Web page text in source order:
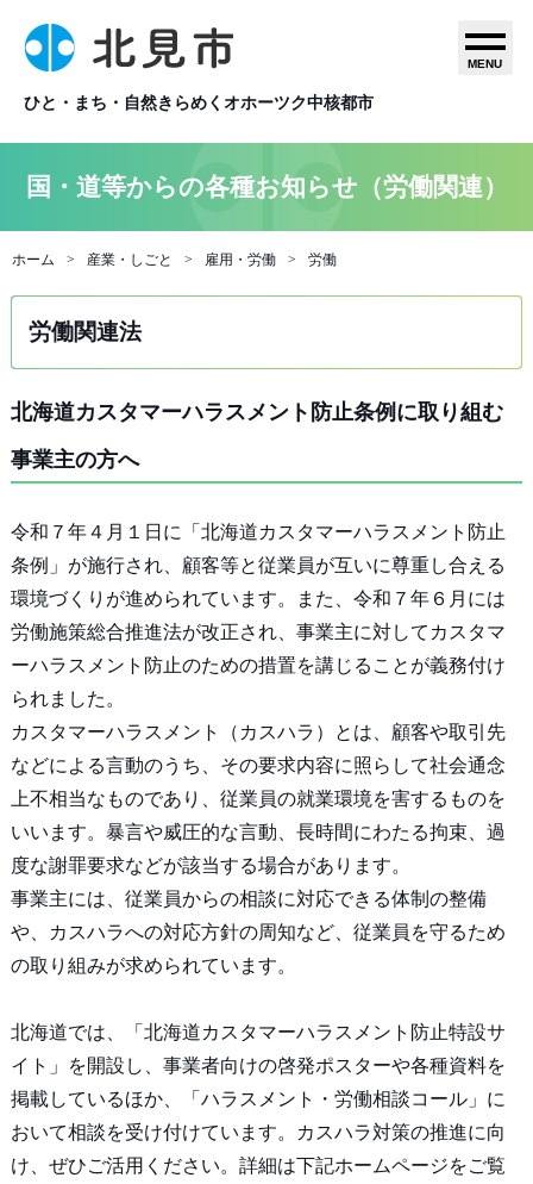
ひと・まち・自然きらめくオホーツク中核都市
MENU
国・道等からの各種お知らせ（労働関連）
ホーム 産業・しごと 雇用・労働 労働
労働関連法
北海道カスタマーハラスメント防止条例に取り組む
事業主の方へ
令和７年４月１日に「北海道カスタマーハラスメント防止
条例」が施行され、顧客等と従業員が互いに尊重し合える
環境づくりが進められています。また、令和７年６月には
労働施策総合推進法が改正され、事業主に対してカスタマ
ーハラスメント防止のための措置を講じることが義務付け
られました。
カスタマーハラスメント（カスハラ）とは、顧客や取引先
などによる言動のうち、その要求内容に照らして社会通念
上不相当なものであり、従業員の就業環境を害するものを
いいます。暴言や威圧的な言動、長時間にわたる拘束、過
度な謝罪要求などが該当する場合があります。
事業主には、従業員からの相談に対応できる体制の整備
や、カスハラへの対応方針の周知など、従業員を守るため
の取り組みが求められています。
北海道では、「北海道カスタマーハラスメント防止特設サ
イト」を開設し、事業者向けの啓発ポスターや各種資料を
掲載しているほか、「ハラスメント・労働相談コール」に
おいて相談を受け付けています。カスハラ対策の推進に向
け、ぜひご活用ください。詳細は下記ホームページをご覧